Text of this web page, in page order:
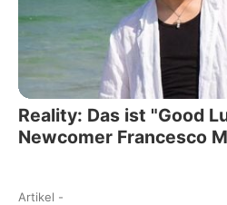
Reality: Das ist "Good
Newcomer Francesco
Artikel -